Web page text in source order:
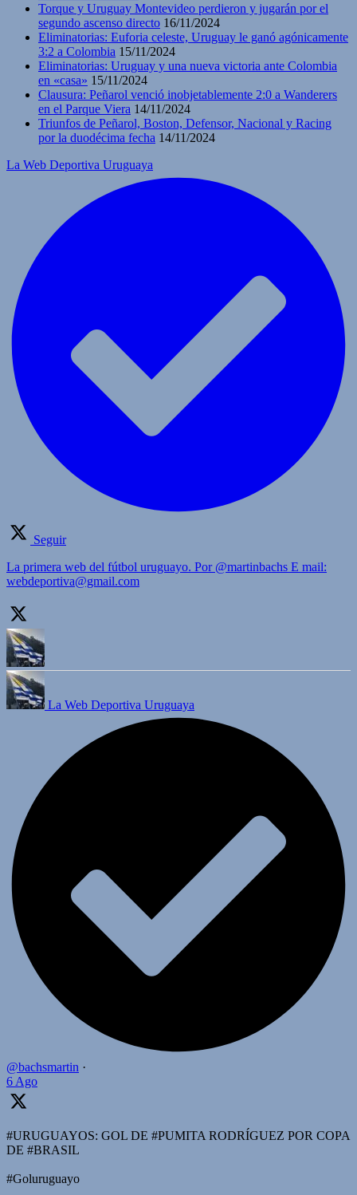
Torque y Uruguay Montevideo perdieron y jugarán por el
segundo ascenso directo 16/11/2024
Eliminatorias: Euforia celeste, Uruguay le ganó agónicamente
3:2 a Colombia 15/11/2024
Eliminatorias: Uruguay y una nueva victoria ante Colombia
en «casa» 15/11/2024
Clausura: Peñarol venció inobjetablemente 2:0 a Wanderers
en el Parque Viera 14/11/2024
Triunfos de Peñarol, Boston, Defensor, Nacional y Racing
por la duodécima fecha 14/11/2024
La Web Deportiva Uruguaya
Seguir
La primera web del fútbol uruguayo. Por @martinbachs E mail:
webdeportiva@gmail.com
La Web Deportiva Uruguaya
@bachsmartin ·
6 Ago
#URUGUAYOS: GOL DE #PUMITA RODRÍGUEZ POR COPA
DE #BRASIL
#Goluruguayo